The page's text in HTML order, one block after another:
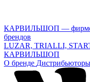
КАРВИЛЬШОП —
брендов
LUZAR, TRIALLI,
КАРВИЛЬШОП
О бренде Дистрибьюторы